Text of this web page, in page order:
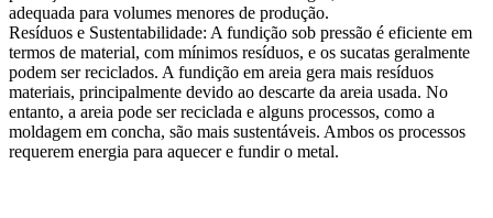
adequada para volumes menores de produção.
Resíduos e Sustentabilidade: A fundição sob pressão é eficiente em
termos de material, com mínimos resíduos, e os sucatas geralmente
podem ser reciclados. A fundição em areia gera mais resíduos
materiais, principalmente devido ao descarte da areia usada. No
entanto, a areia pode ser reciclada e alguns processos, como a
moldagem em concha, são mais sustentáveis. Ambos os processos
requerem energia para aquecer e fundir o metal.